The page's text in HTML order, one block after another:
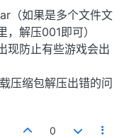
（如果是多个文件文
解压001即可）
现防止有些游戏会出
压缩包解压出错的问
0